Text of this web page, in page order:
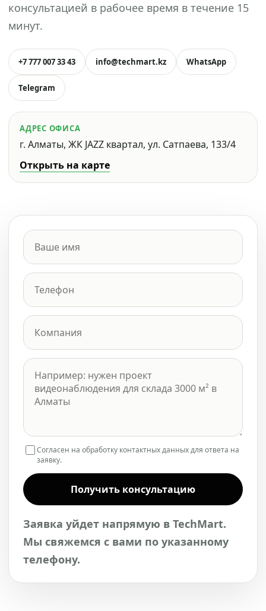
консультацией в рабочее время в течение 15
минут.
+7 777 007 33 43 info@techmart.kz WhatsApp
Telegram
АДРЕС ОФИСА
г. Алматы, ЖК JAZZ квартал, ул. Сатпаева, 133/4
Открыть на карте
Согласен на обработку контактных данных для ответа на
заявку.
Получить консультацию
Заявка уйдет напрямую в TechMart.
Мы свяжемся с вами по указанному
телефону.